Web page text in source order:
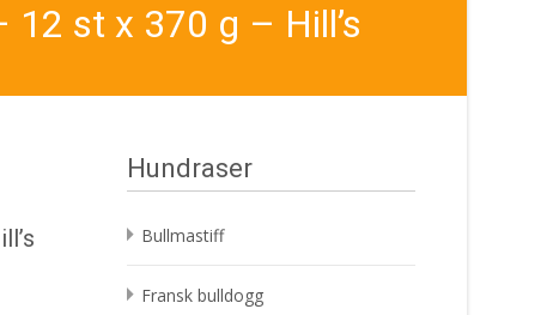
st x 370 g – Hill’s
Hundraser
Bullmastiff
Fransk bulldogg